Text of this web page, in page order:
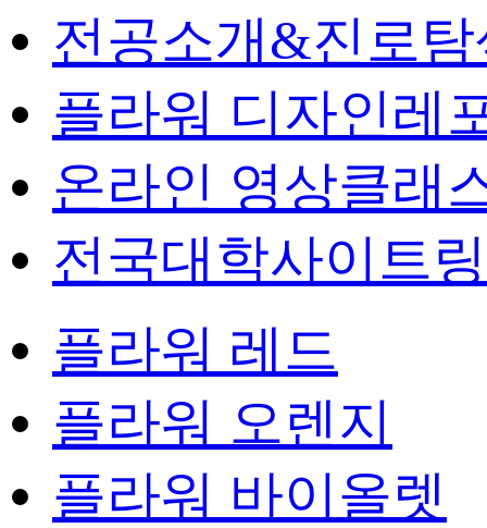
전공소개&진로
플라워 디자인레
온라인 영상클래
전국대학사이트
플라워 레드
플라워 오렌지
플라워 바이올렛